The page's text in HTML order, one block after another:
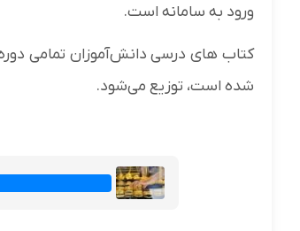
ورود به سامانه است.
کتاب های درسی دانش‌آموزان تمامی
شده است، توزیع می‌شود.